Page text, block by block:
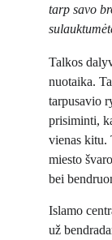
tarp savo
Talkos
nuotaika.
tarpusavio
prisiminti,
vienas kitu.
miesto
bei
Islamo
už